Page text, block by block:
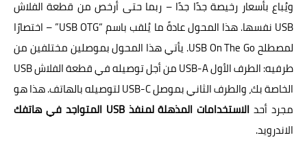
ويُباع بأسعار رخيصة جدًا جدًا – ربما حتى أرخص من قطعة الفلاش
USB نفسها. هذا المحول عادةً ما يُلقب باسم “USB OTG” – اختصارًا
لمصطلح USB On The Go. يأتي هذا المحول بموصلين مختلفين من
طرفيه: الطرف الأول USB-A من أجل توصيله في قطعة الفلاش USB
الخاصة بك، والطرف الثاني بموصل USB-C لتوصيله بالهاتف. هذا هو
مجرد أحد الاستخدامات المذهلة لمنفذ USB المتواجد في هاتفك
الاندرويد.